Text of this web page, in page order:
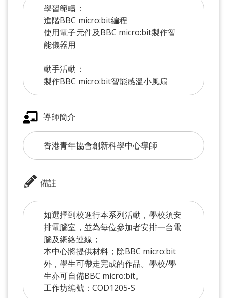
學習範疇：
進階BBC micro:bit編程
使用電子元件及BBC micro:bit製作智
能儀器用
動手活動：
製作BBC micro:bit智能感溫小風扇
導師簡介
香港青年協會創新科學中心導師
備註
如選擇到校進行本系列活動，學校須安
排電腦室，並為每位參加者安排一台電
腦及網絡連線；
本中心將提供材料；除BBC micro:bit
外，學生可帶走完成的作品。學校/學
生亦可自備BBC micro:bit。
工作坊編號：COD1205-S